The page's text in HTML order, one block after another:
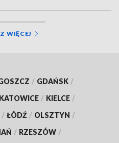
WIĘCEJ
/ GDAŃSK /
KATOWICE / KIELCE /
/ ŁÓDŹ / OLSZTYN /
/ RZESZÓW /